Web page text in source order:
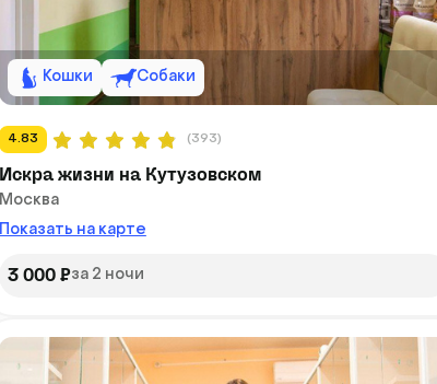
Кошки Собаки
4.83 (393)
Искра жизни на Кутузовском
Москва
Показать на карте
3 000 ₽за 2 ночи